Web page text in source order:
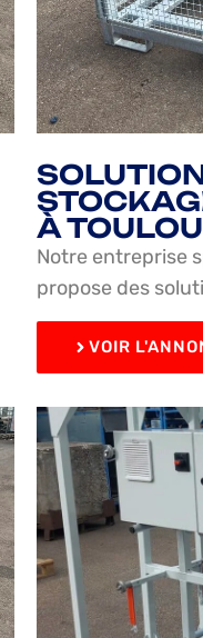
À
Notre entreprise
propose des
VOIR